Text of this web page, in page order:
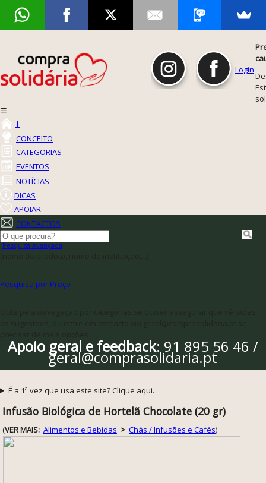
Login
☰
|
CONCEITO
CATEGORIAS
EVENTOS
NOTÍCIAS
DICAS
APOIAR
CONTACTOS
Pesquisa Avançada
Pesquisa por Preço
Apoio geral e feedback: 91 895 56 46 /
geral@comprasolidaria.pt
É a 1ª vez que usa este site? Clique aqui.
Infusão Biológica de Hortelã Chocolate (20 gr)
(VER MAIS: Alimentos e Bebidas > Chás / Infusões e Cafés)